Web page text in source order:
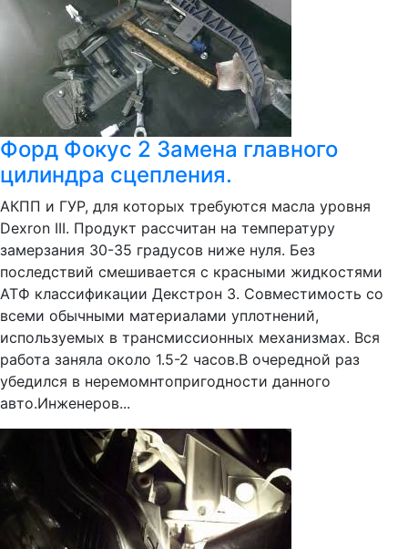
Форд Фокус 2 Замена главного
цилиндра сцепления.
АКПП и ГУР, для которых требуются масла уровня
Dexron III. Продукт рассчитан на температуру
замерзания 30-35 градусов ниже нуля. Без
последствий смешивается с красными жидкостями
АТФ классификации Декстрон 3. Совместимость со
всеми обычными материалами уплотнений,
используемых в трансмиссионных механизмах. Вся
работа заняла около 1.5-2 часов.В очередной раз
убедился в неремомнтопригодности данного
авто.Инженеров...